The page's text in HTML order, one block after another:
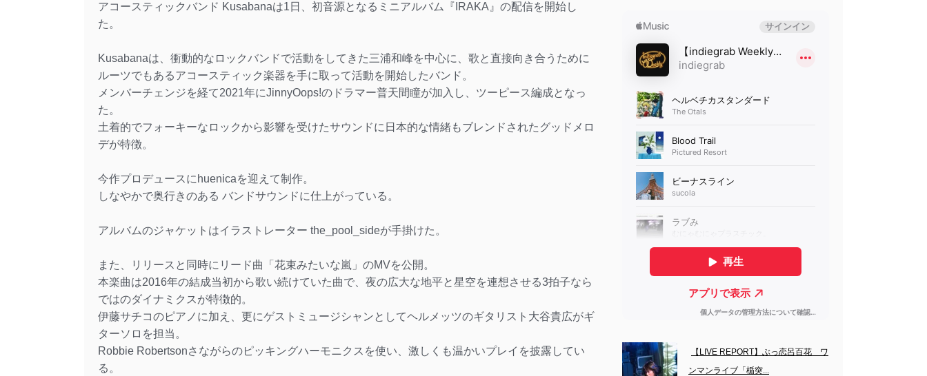
アコースティックバンド Kusabanaは1日、初音源となるミニアルバム『IRAKA』の配信を開始し
た。
Kusabanaは、衝動的なロックバンドで活動をしてきた三浦和峰を中心に、歌と直接向き合うために
ルーツでもあるアコースティック楽器を手に取って活動を開始したバンド。
メンバーチェンジを経て2021年にJinnyOops!のドラマー普天間瞳が加入し、ツーピース編成となっ
た。
土着的でフォーキーなロックから影響を受けたサウンドに日本的な情緒もブレンドされたグッドメロ
デが特徴。
今作プロデュースにhuenicaを迎えて制作。
しなやかで奥行きのある バンドサウンドに仕上がっている。
アルバムのジャケットはイラストレーター the_pool_sideが手掛けた。
また、リリースと同時にリード曲「花束みたいな嵐」のMVを公開。
本楽曲は2016年の結成当初から歌い続けていた曲で、夜の広大な地平と星空を連想させる3拍子なら
ではのダイナミクスが特徴的。
伊藤サチコのピアノに加え、更にゲストミュージシャンとしてヘルメッツのギタリスト大谷貴広がギ
ターソロを担当。
Robbie Robertsonさながらのピッキングハーモニクスを使い、激しくも温かいプレイを披露してい
る。
【LIVE REPORT】ぶっ恋呂百花　ワ
ンマンライブ「楯突...